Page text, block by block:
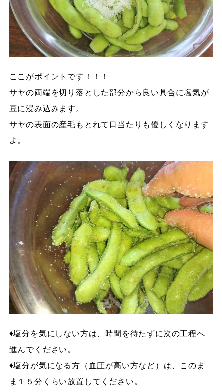
ここがポイントです！！！
サヤの両端を切り落とした部分から良い具合に塩気が
豆に浸み込みます。
サヤの表面の産毛もとれて口当たりも優しくなります
よ。
♦塩分を気にしない方は、時間を待たずに次の工程へ
進んでください。
♦塩分が気になる方（血圧が高い方など）は、このま
ま１５分くらい放置してください。